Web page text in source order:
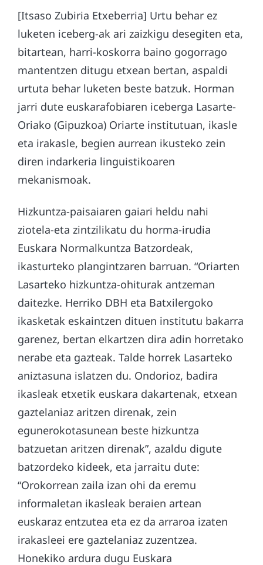
[Itsaso Zubiria Etxeberria] Urtu behar ez
luketen iceberg-ak ari zaizkigu desegiten eta,
bitartean, harri-koskorra baino gogorrago
mantentzen ditugu etxean bertan, aspaldi
urtuta behar luketen beste batzuk. Horman
jarri dute euskarafobiaren iceberga Lasarte-
Oriako (Gipuzkoa) Oriarte institutuan, ikasle
eta irakasle, begien aurrean ikusteko zein
diren indarkeria linguistikoaren
mekanismoak.
Hizkuntza-paisaiaren gaiari heldu nahi
ziotela-eta zintzilikatu du horma-irudia
Euskara Normalkuntza Batzordeak,
ikasturteko plangintzaren barruan. “Oriarten
Lasarteko hizkuntza-ohiturak antzeman
daitezke. Herriko DBH eta Batxilergoko
ikasketak eskaintzen dituen institutu bakarra
garenez, bertan elkartzen dira adin horretako
nerabe eta gazteak. Talde horrek Lasarteko
aniztasuna islatzen du. Ondorioz, badira
ikasleak etxetik euskara dakartenak, etxean
gaztelaniaz aritzen direnak, zein
egunerokotasunean beste hizkuntza
batzuetan aritzen direnak”, azaldu digute
batzordeko kideek, eta jarraitu dute:
“Orokorrean zaila izan ohi da eremu
informaletan ikasleak beraien artean
euskaraz entzutea eta ez da arraroa izaten
irakasleei ere gaztelaniaz zuzentzea.
Honekiko ardura dugu Euskara